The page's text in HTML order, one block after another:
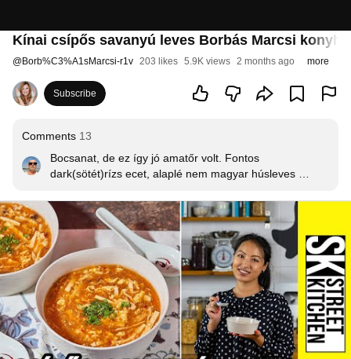
Kínai csípős savanyú leves Borbás Marcsi
@Borb%C3%A1sMarcsi-r1v 203 likes 5.9K views 2 months ago more
Subscribe
Comments 13
Bocsanat, de ez így jó amatőr volt. Fontos
dark(sötét)rízs ecet, alaplé nem magyar húsleves
cukrot le lehet karamellizálni de nem fontos(sotetebb
szín)En csiperkét nem használnék de ez ízlés kérdése.
Tojást semmi keppen nem ontjük csak csorgatjuk és ne
lobogjon közben a leves!!! Majd óvatosan átkever!
Marcsinak amúgy respect mert nagyon ügyes
háziasszony! ❤️